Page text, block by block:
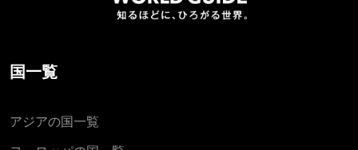
国一覧
アジアの国一覧